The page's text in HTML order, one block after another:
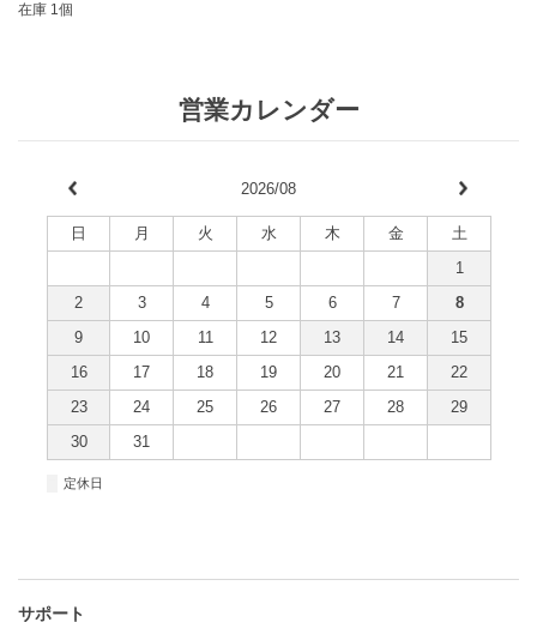
在庫 1個
営業カレンダー
2026/08
日 月 火 水 木 金
土
1
2
3 4 5 6 7
8
9
10 11 12 13 14
15
16
17 18 19 20 21
22
23
24 25 26 27 28
29
30
31
定休日
サポート